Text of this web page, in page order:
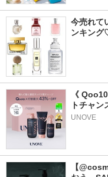
今売れて
ンキン
《
トチャ
UNOVE
【